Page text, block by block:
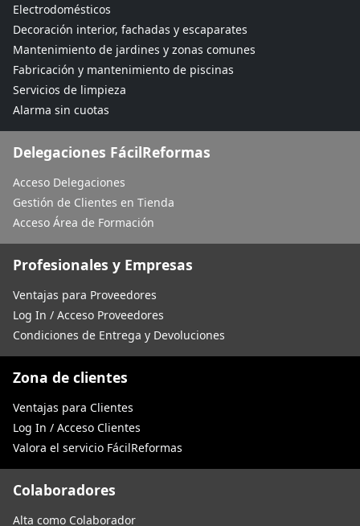
Electrodomésticos
Decoración interior, fachadas y escaparates
Mantenimiento de jardines y zonas comunes
Fabricación y mantenimiento de piscinas
Servicios de limpieza
Alarma sin cuotas
Delegaciones FácilReformas
Acceso Delegaciones
Gestión de Clientes en Tienda
Acceso Área de Formación
Profesionales y Empresas
Ventajas para Proveedores
Log In / Acceso Proveedores
Condiciones de Entrega y Devoluciones
Zona de clientes
Ventajas para Clientes
Log In / Acceso Clientes
Valora el servicio FácilReformas
Colaboradores
Alta como Colaborador